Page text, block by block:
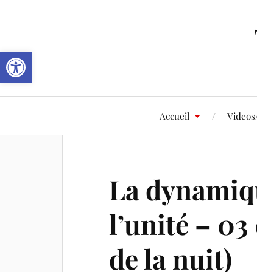
Ouvrir la barre d’outils
Accueil
La
l’unité –
de la nuit)